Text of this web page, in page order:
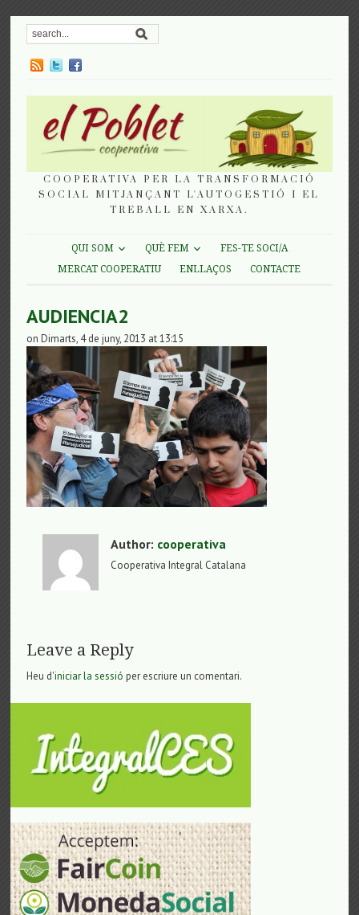
COOPERATIVA PER LA TRANSFORMACIÓ
SOCIAL MITJANÇANT L'AUTOGESTIÓ I EL
TREBALL EN XARXA.
QUI SOM QUÈ FEM
FES-TE SOCI/A
MERCAT COOPERATIU
ENLLAÇOS CONTACTE
AUDIENCIA2
on Dimarts, 4 de juny, 2013 at 13:15
Author: cooperativa
Cooperativa Integral Catalana
Leave a Reply
Heu d'iniciar la sessió per escriure un comentari.